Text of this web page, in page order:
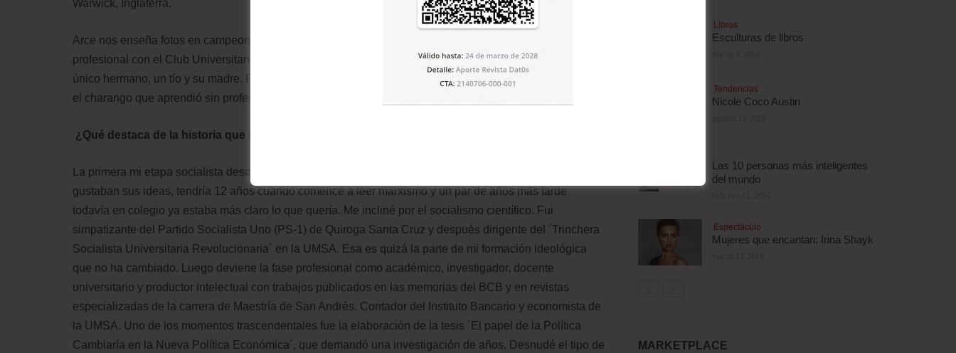
Warwick, Inglaterra.
Arce nos enseña fotos en campeonatos deportivos intercolegiales y su incursión en el básquet
profesional con el Club Universitario, varias veces campeón nacional. Momentos en familia: junto a su
único hermano, un tío y su madre. Recuerdos imborrables, además de sus primeras notas en la guitarra y
el charango que aprendió sin profesor.
¿Qué destaca de la historia que nos acaba de mostrar?
La primera mi etapa socialista desde muy joven. Lo escuchaba a Marcelo en la Pérez Velasco y me
gustaban sus ideas, tendría 12 años cuando comencé a leer marxismo y un par de años más tarde
todavía en colegio ya estaba más claro lo que quería. Me incliné por el socialismo científico. Fui
simpatizante del Partido Socialista Uno (PS-1) de Quiroga Santa Cruz y después dirigente del ´Trinchera
Socialista Universitaria Revolucionaria´ en la UMSA. Esa es quizá la parte de mi formación ideológica
que no ha cambiado. Luego deviene la fase profesional como académico, investigador, docente
universitario y productor intelectual con trabajos publicados en las memorias del BCB y en revistas
especializadas de la carrera de Maestría de San Andrés. Contador del Instituto Bancario y economista de
la UMSA. Uno de los momentos trascendentales fue la elaboración de la tesis ´El papel de la Política
Cambiaría en la Nueva Política Económica´, que demandó una investigación de años. Desnudé el tipo de
Libros
Esculturas de libros
Tendencias
Nicole Coco Austin
Las 10 personas más inteligentes
del mundo
Espectáculo
Mujeres que encantan: Irina Shayk
MARKETPLACE